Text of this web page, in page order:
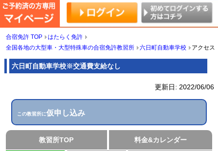
合宿免許 TOP
はたらく免許
全国各地の大型車・大型特殊車の合宿免許教習所
六日町自動車学校 アクセス
六日町自動車学校※交通費支給なし
更新日: 2022/06/06
この教習所に仮申し込み
教習所TOP 料金&カレンダー